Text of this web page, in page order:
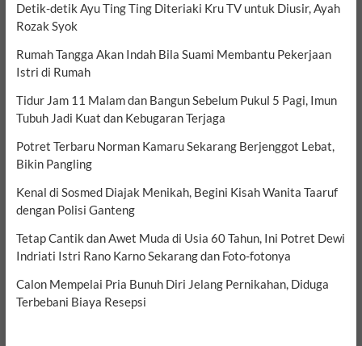
Detik-detik Ayu Ting Ting Diteriaki Kru TV untuk Diusir, Ayah
Rozak Syok
Rumah Tangga Akan Indah Bila Suami Membantu Pekerjaan
Istri di Rumah
Tidur Jam 11 Malam dan Bangun Sebelum Pukul 5 Pagi, Imun
Tubuh Jadi Kuat dan Kebugaran Terjaga
Potret Terbaru Norman Kamaru Sekarang Berjenggot Lebat,
Bikin Pangling
Kenal di Sosmed Diajak Menikah, Begini Kisah Wanita Taaruf
dengan Polisi Ganteng
Tetap Cantik dan Awet Muda di Usia 60 Tahun, Ini Potret Dewi
Indriati Istri Rano Karno Sekarang dan Foto-fotonya
Calon Mempelai Pria Bunuh Diri Jelang Pernikahan, Diduga
Terbebani Biaya Resepsi